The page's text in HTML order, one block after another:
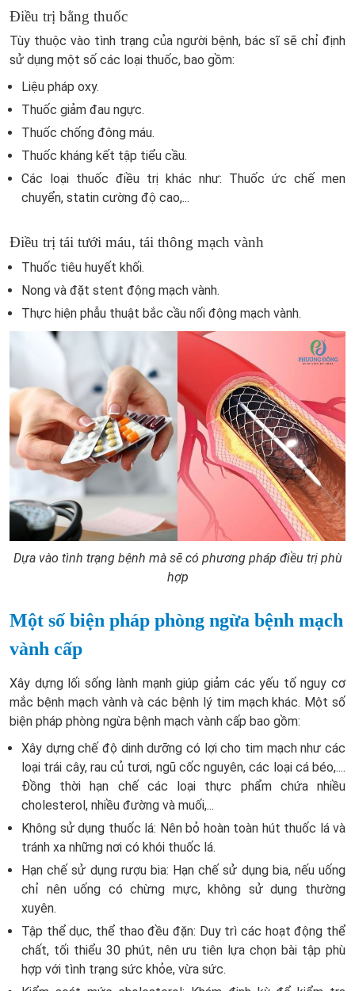
Điều trị bằng thuốc
Tùy thuộc vào tình trạng của người bệnh, bác sĩ sẽ chỉ định
sử dụng một số các loại thuốc, bao gồm:
Liệu pháp oxy.
Thuốc giảm đau ngực.
Thuốc chống đông máu.
Thuốc kháng kết tập tiểu cầu.
Các loại thuốc điều trị khác như: Thuốc ức chế men
chuyển, statin cường độ cao,...
Điều trị tái tưới máu, tái thông mạch vành
Thuốc tiêu huyết khối.
Nong và đặt stent động mạch vành.
Thực hiện phẫu thuật bắc cầu nối động mạch vành.
Dựa vào tình trạng bệnh mà sẽ có phương pháp điều trị phù
hợp
Một số biện pháp phòng ngừa bệnh mạch
vành cấp
Xây dựng lối sống lành mạnh giúp giảm các yếu tố nguy cơ
mắc bệnh mạch vành và các bệnh lý tim mạch khác. Một số
biện pháp phòng ngừa bệnh mạch vành cấp bao gồm:
Xây dựng chế độ dinh dưỡng có lợi cho tim mạch như các
loại trái cây, rau củ tươi, ngũ cốc nguyên, các loại cá béo,....
Đồng thời hạn chế các loại thực phẩm chứa nhiều
cholesterol, nhiều đường và muối,...
Không sử dụng thuốc lá: Nên bỏ hoàn toàn hút thuốc lá và
tránh xa những nơi có khói thuốc lá.
Hạn chế sử dụng rượu bia: Hạn chế sử dụng bia, nếu uống
chỉ nên uống có chừng mực, không sử dụng thường
xuyên.
Tập thể dục, thể thao đều đặn: Duy trì các hoạt động thể
chất, tối thiểu 30 phút, nên ưu tiên lựa chọn bài tập phù
hợp với tình trạng sức khỏe, vừa sức.